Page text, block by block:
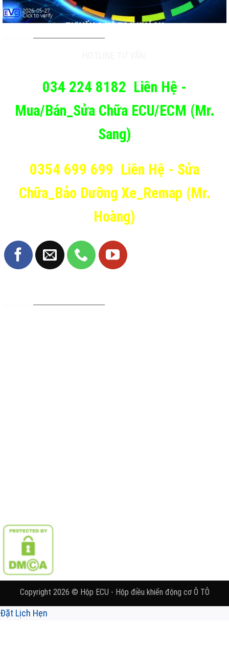
TƯ VẤN & HỖ TRỢ KHÁCH
034 224 8182 Liên Hệ -
Mua/Bán_Sửa Chữa ECU/ECM (Mr.
Sang)
0354 699 699 Liên Hệ - Sửa
Chữa_Bảo Dưỡng Xe_Remap (Mr.
Hoàng)
Copyright 2026 © Hộp ECU - Hộp điều khiển động cơ Ô TÔ
Đặt Lịch Hẹn